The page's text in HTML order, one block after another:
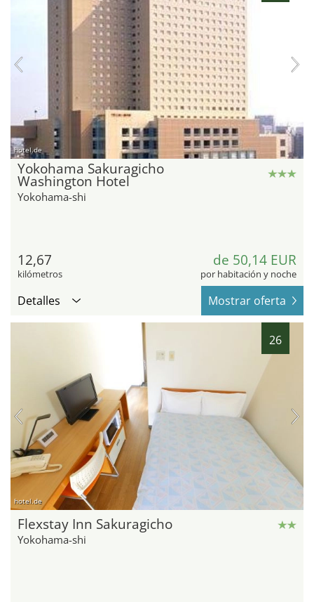
hotel.de
Yokohama Sakuragicho
Washington Hotel
Yokohama-shi
12,67
kilómetros
de 50,14 EUR
por habitación y noche
Detalles Mostrar oferta
26
hotel.de
Flexstay Inn Sakuragicho
Yokohama-shi